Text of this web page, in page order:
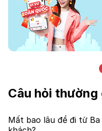
Câu hỏi thường
Mất bao lâu để đi từ